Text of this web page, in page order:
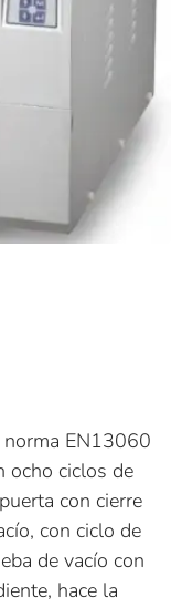
EN13060
ocho ciclos de
con cierre
con ciclo de
de vacío con
hace la